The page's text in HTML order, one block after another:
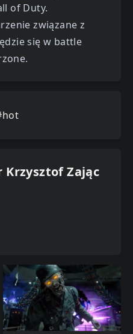
of Duty.
związane z
się w battle
Krzysztof Zając